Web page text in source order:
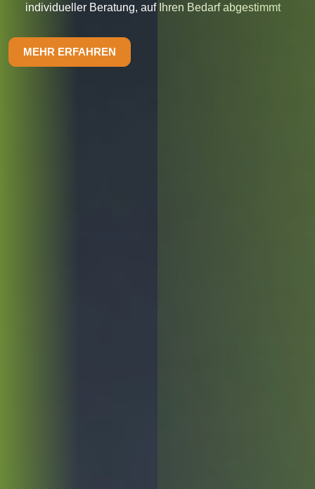
individueller Beratung, auf Ihren Bedarf abgestimmt
MEHR ERFAHREN